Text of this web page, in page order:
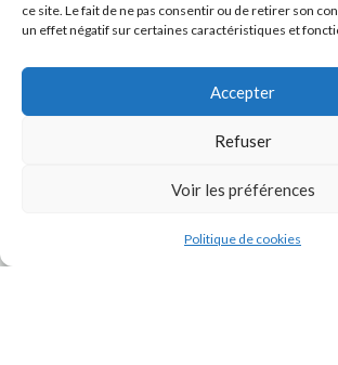
ce site. Le fait de ne pas consentir ou de retirer son
un effet négatif sur certaines caractéristiques et
Accepter
Refuser
Voir les préférences
Politique de cookies
Politique de confidentialité
INSTAGRAM